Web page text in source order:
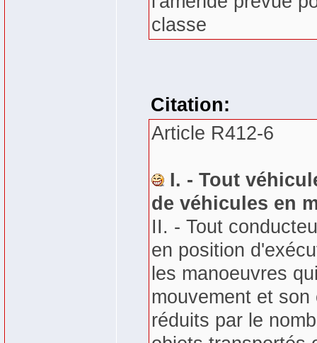
classe
Citation:
Article R412-6
I. - Tout
de véhicules en
II. - Tout
en position
les manoeuvres
mouvement et
réduits par le